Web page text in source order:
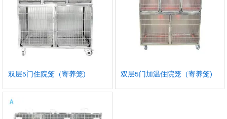
双层5门住院笼（寄养笼) 双层5门加温住院笼（寄养笼)